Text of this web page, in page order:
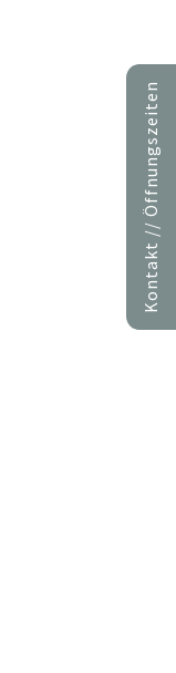
Kontakt // Öffnungszeiten